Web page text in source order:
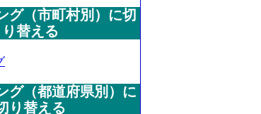
グ（市町村別）に切
り替える
グ（都道府県別）に
り替える